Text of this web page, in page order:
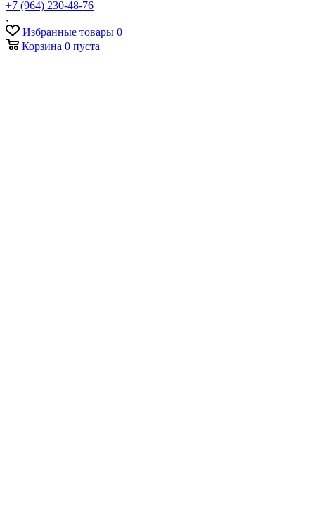
+7 (964) 230-48-76
Избранные товары 0
Корзина 0 пуста